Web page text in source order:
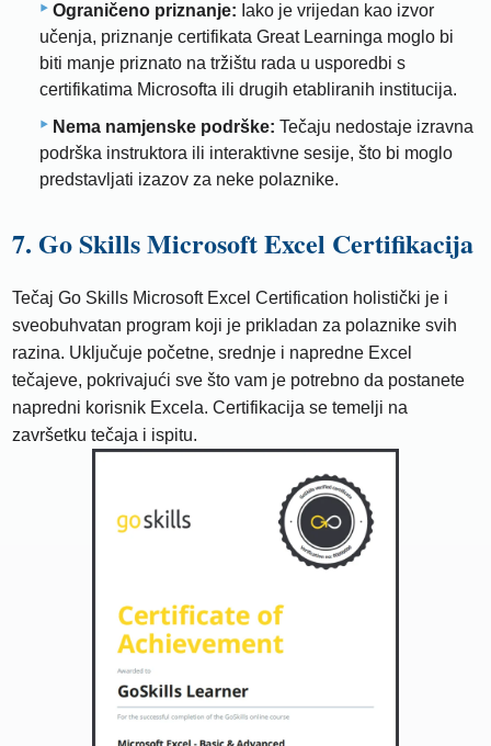
Ograničeno priznanje: Iako je vrijedan kao izvor
učenja, priznanje certifikata Great Learninga moglo bi
biti manje priznato na tržištu rada u usporedbi s
certifikatima Microsofta ili drugih etabliranih institucija.
Nema namjenske podrške: Tečaju nedostaje izravna
podrška instruktora ili interaktivne sesije, što bi moglo
predstavljati izazov za neke polaznike.
7. Go Skills Microsoft Excel Certifikacija
Tečaj Go Skills Microsoft Excel Certification holistički je i
sveobuhvatan program koji je prikladan za polaznike svih
razina. Uključuje početne, srednje i napredne Excel
tečajeve, pokrivajući sve što vam je potrebno da postanete
napredni korisnik Excela. Certifikacija se temelji na
završetku tečaja i ispitu.